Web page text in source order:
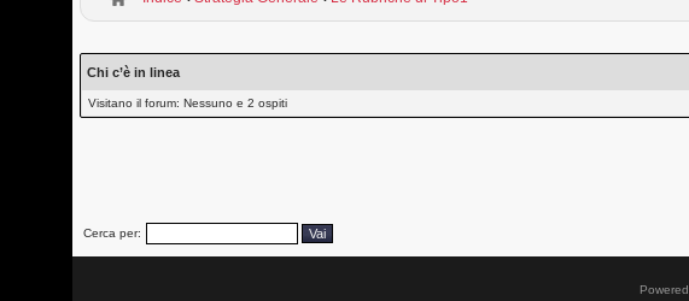
Chi c’è in linea
Visitano il forum: Nessuno e 2 ospiti
Cerca per: